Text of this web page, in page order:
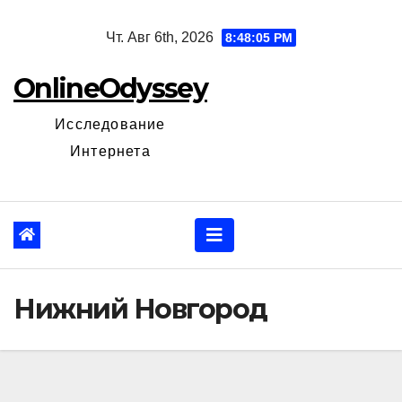
Чт. Авг 6th, 2026 8:48:06 PM
OnlineOdyssey
Исследование
Интернета
Нижний Новгород